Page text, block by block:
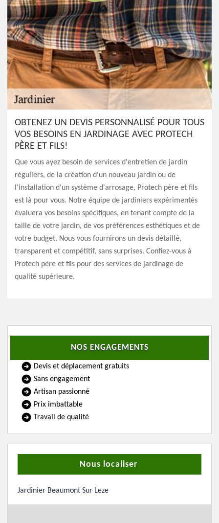
OBTENEZ UN DEVIS PERSONNALISÉ POUR TOUS
VOS BESOINS EN JARDINAGE AVEC PROTECH
PÈRE ET FILS!
Que vous ayez besoin de services d'entretien de jardin
réguliers, de la création d'un nouveau jardin ou de
l'installation d'un système d'arrosage, Protech père et fils
est là pour vous. Notre équipe de jardiniers expérimentés
évaluera vos besoins spécifiques, en tenant compte de la
taille de votre jardin, de vos préférences esthétiques et de
votre budget. Nous vous fournirons un devis détaillé,
transparent et compétitif, sans surprises. Confiez-vous à
Protech père et fils pour des services de jardinage de
qualité supérieure.
NOS ENGAGEMENTS
Devis et déplacement gratuits
Sans engagement
Artisan passionné
Prix imbattable
Travail de qualité
Nous localiser
Jardinier Beaumont Sur Leze